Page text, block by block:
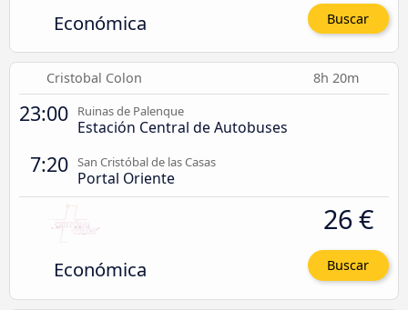
Económica Buscar
Cristobal Colon 8h 20m
23:00 Ruinas de Palenque
Estación Central de Autobuses
7:20 San Cristóbal de las Casas
Portal Oriente
Económica
26 €
Buscar